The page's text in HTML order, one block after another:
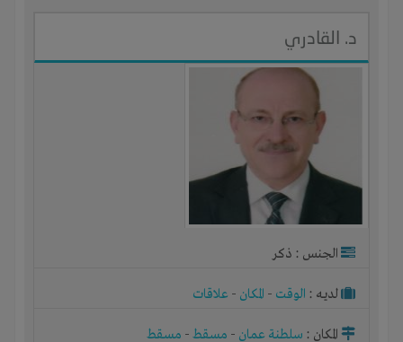
د. القادري
الجنس : ذكر
لديـه : الوقت - المكان - علاقات
المكان : سلطنة عمان - مسقط- مسقط